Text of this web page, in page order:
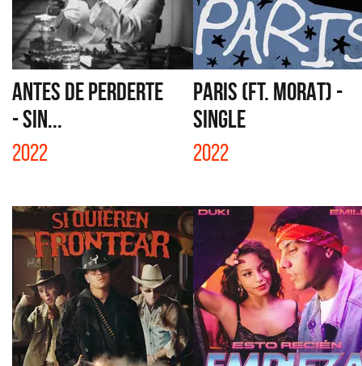
ANTES DE PERDERTE
- SIN...
2022
PARIS (FT. MORAT) -
SINGLE
2022